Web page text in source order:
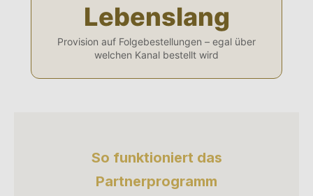
Lebenslang
Provision auf Folgebestellungen – egal über
welchen Kanal bestellt wird
So funktioniert das
Partnerprogramm